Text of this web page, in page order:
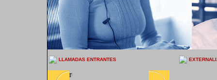
LLAMADAS ENTRANTES